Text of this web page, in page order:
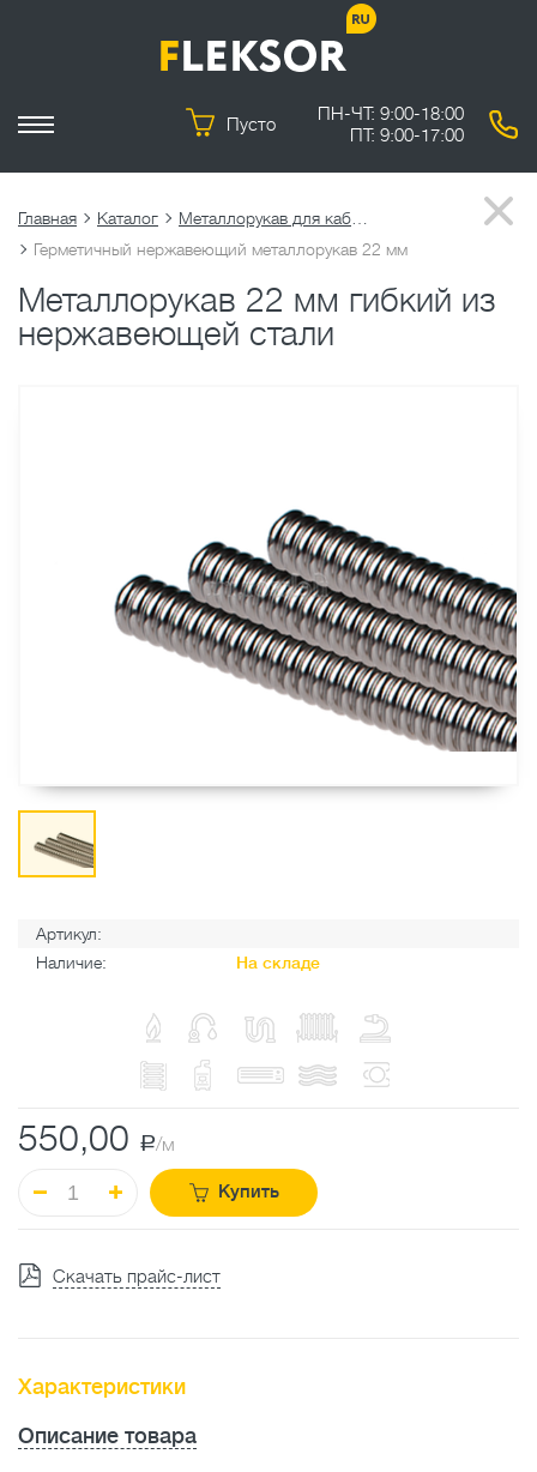
Пусто
ПН-ЧТ: 9:00-18:00
ПТ: 9:00-17:00
Главная Каталог
Герметичный нержавеющий металлорукав 22 мм
Металлорукав 22 мм гибкий из
нержавеющей стали
Артикул:
Наличие:
На складе
550,00 a/м
Купить
Скачать прайс-лист
Характеристики
Описание товара